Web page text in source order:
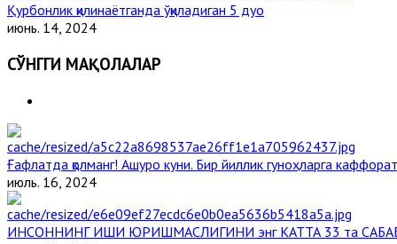
Қурбонлик қилинаётганда ўқиладиган 5 дуо
июнь. 14, 2024
СЎНГГИ МАҚОЛАЛАР
Ғафлатда қолманг! Ашуро куни. Бир йиллик гуноҳларга
июль. 16, 2024
ИНСОННИНГ ИШИ ЮРИШМАСЛИГИНИ энг КАТТА 33 та